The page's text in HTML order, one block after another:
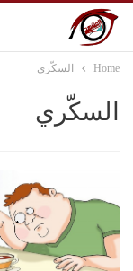
Home السكّري
السكّري